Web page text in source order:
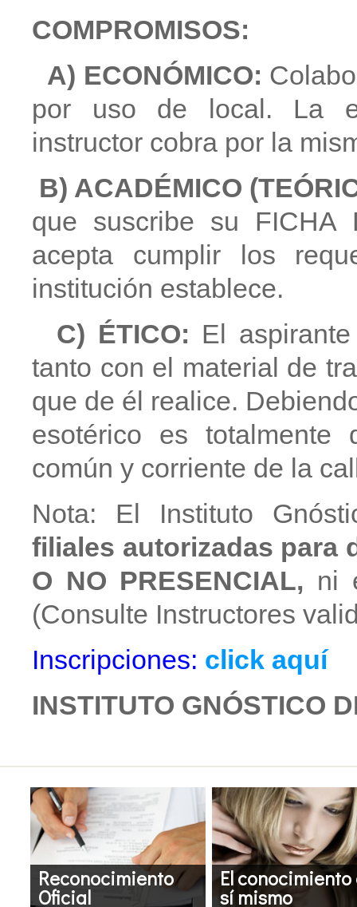
COMPROMISOS:
A) ECONÓMICO:
por uso de local. La
instructor cobra por la
B) ACADÉMICO
que suscribe su FICHA
acepta cumplir los
institución establece.
C) ÉTICO: El
tanto con el material de
que de él realice.
esotérico es totalmente
común y corriente de la
Nota: El Instituto
filiales autorizadas para
O NO PRESENCIAL, ni
(Consulte Instructores
Inscripciones: click aquí
INSTITUTO GNÓSTICO
Reconocimiento
Oficial
El conocimiento
sí mismo